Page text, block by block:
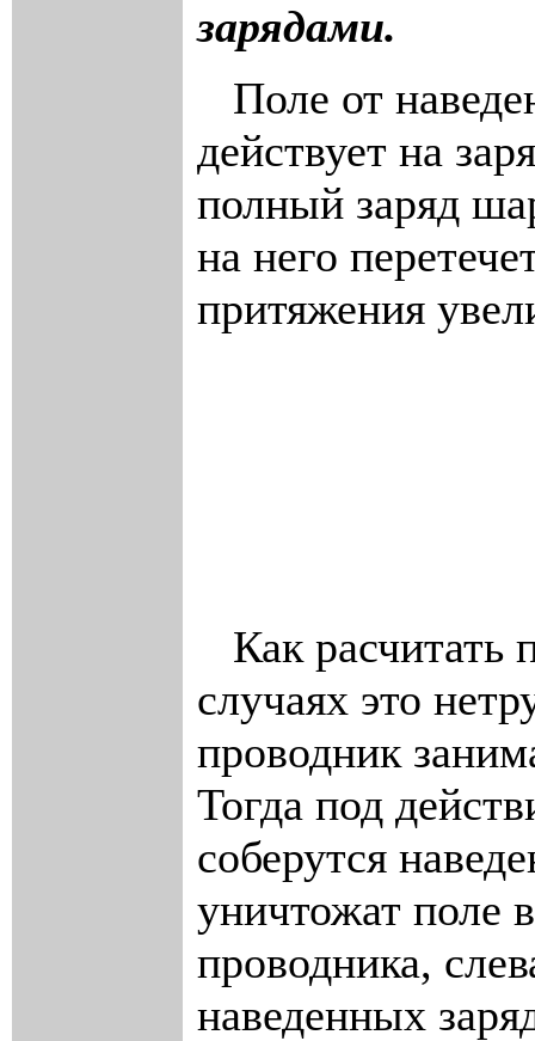
зарядами.
Поле от
действует на
полный заряд
на него
притяжения
Как расчитать
случаях это
проводник
Тогда под
соберутся
уничтожат поле
проводника,
наведенных